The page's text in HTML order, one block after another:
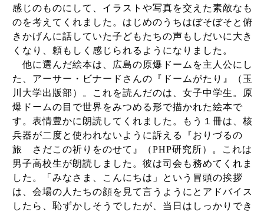
感じのものにして、イラストや写真を交えた素敵なも
のを考えてくれました。はじめのうちはぼそぼそと俯
きかげんに話していた子どもたちの声もしだいに大き
くなり、頼もしく感じられるようになりました。
他に選んだ絵本は、広島の原爆ドームを主人公にし
た、アーサー・ビナードさんの『ドームがたり』（玉
川大学出版部）。これを読んだのは、女子中学生。原
爆ドームの目で世界をみつめる形で描かれた絵本で
す。表情豊かに朗読してくれました。もう１冊は、核
兵器が二度と使われないように訴える『おりづるの
旅 さだこの祈りをのせて』（PHP研究所）。これは
男子高校生が朗読しました。彼は司会も務めてくれま
した。「みなさま、こんにちは」という冒頭の挨拶
は、会場の人たちの顔を見て言うようにとアドバイス
したら、恥ずかしそうでしたが、当日はしっかりでき